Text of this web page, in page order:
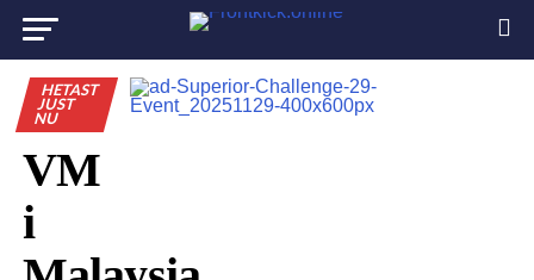
HETAST
JUST
NU
VM
i